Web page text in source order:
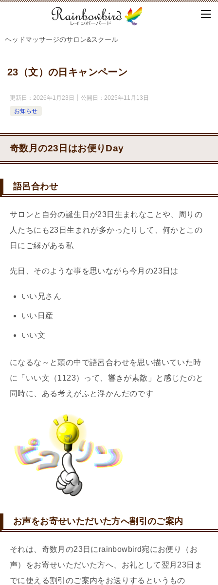
ヘッドマッサージのサロン&スクール
23（文）の日キャンペーン
更新日： 2026年1月23日 公開日： 2025年11月13日
お知らせ
奇数月の23日はお便りDay
語呂合わせ
サロンと自分の誕生日が23日生まれなことや、周りの
人たちにも23日生まれが多かったりして、何かとこの
日にご縁がある私
先日、そのような事を思いながら今月の23日は
いい兄さん
いい日産
いい文
になるな～と頭の中で語呂合わせを思い描いていた時
に「いい文（1123）って、響きが素敵」と感じたのと
同時に、ある考えがふと浮かんだのです
お声をお寄せいただいた方へ割引のご案内
それは、奇数月の23日にrainbowbird宛にお便り（お
声）をお寄せいただいた方へ、お礼として翌月23日ま
でに使える割引のご案内をお送りするというもの